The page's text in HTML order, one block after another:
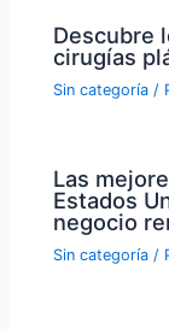
Descubre
cirugías
Sin categoría /
Las
Estados
negocio
Sin categoría /